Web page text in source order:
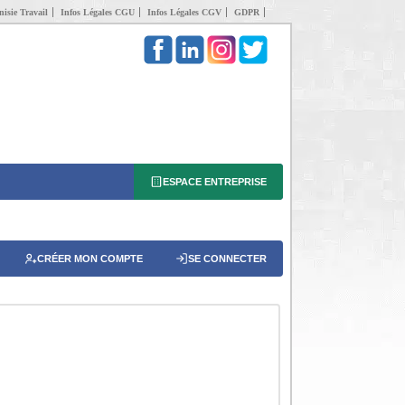
Travail Infos Légales CGU Infos Légales CGV GDPR
ESPACE ENTREPRISE
CRÉER MON COMPTE SE CONNECTER